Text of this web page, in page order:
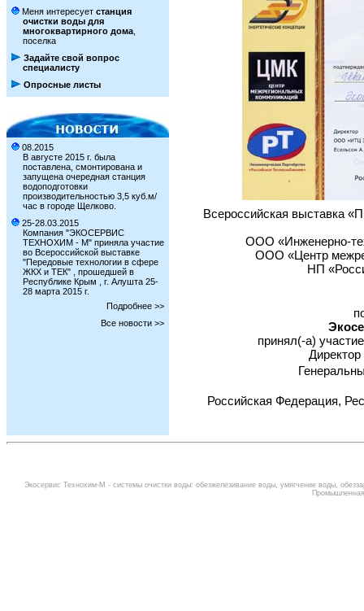
Меня интересует станция
очистки воды для
многоквартирного дома
поселка
Задайте свой вопрос
специалисту
Опросные листы
08.2015
В августе 2015 г. была
поставлена, смонтирована и
запущена очередная станция
водоподготовки
производительностью 3,5 куб.м/
час в городе Щелково.
25-28.03.2015
Компания "ЭКОСЕРВИС
ТЕХНОХИМ - М" приняла участие
во Всероссийской выставке
"Передовые технологии в сфере
ЖКХ и ТЕК" , прошедшей в
Республике Крым , г. Алушта 25-
28 марта 2015 г.
Подробнее >>
Все новости >>
Всероссийская
ООО «Инженерно-
ООО «Центр
НП
принял(-а)
Российская Федерация,
Экосервис Технохим-М - системы очистки воды: обезжелезивание воды, умягчение воды,